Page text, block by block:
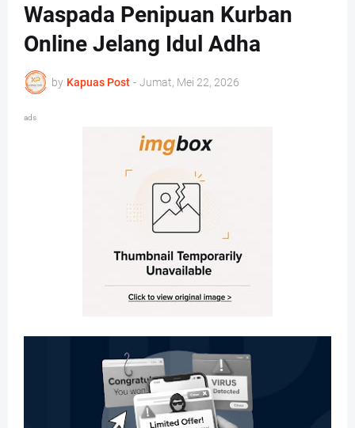
Waspada Penipuan Kurban
Online Jelang Idul Adha
by Kapuas Post - Jumat, Mei 22, 2026
ads